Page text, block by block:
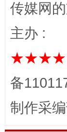
这
传媒网
主办 :
备
制作采